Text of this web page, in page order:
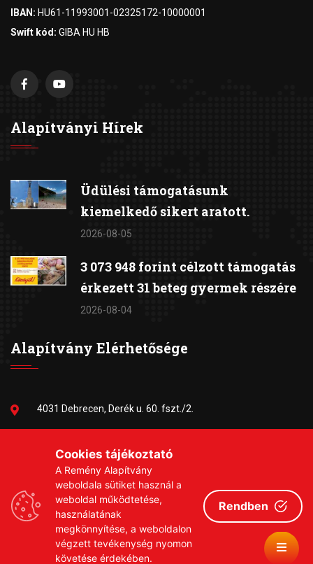
IBAN: HU61-11993001-02325172-10000001
Swift kód: GIBA HU HB
Alapítványi Hírek
Üdülési támogatásunk
kiemelkedő sikert aratott.
2026-08-05
3 073 948 forint célzott támogatás
érkezett 31 beteg gyermek részére
2026-08-04
Alapítvány Elérhetősége
4031 Debrecen, Derék u. 60. fszt./2.
remeny1999@gmail.com
Cookies tájékoztató
A Remény Alapítvány
weboldala sütiket használ a
weboldal működtetése,
használatának
megkönnyítése, a weboldalon
végzett tevékenység nyomon
követése érdekében.
Rendben